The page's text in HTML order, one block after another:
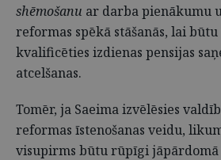
shēmošanu ar darba pienākumu
reformas spēkā stāšanās, lai būtu
kvalificēties izdienas pensijas
atcelšanas.
Tomēr, ja Saeima izvēlēsies
reformas īstenošanas veidu,
visupirms būtu rūpīgi